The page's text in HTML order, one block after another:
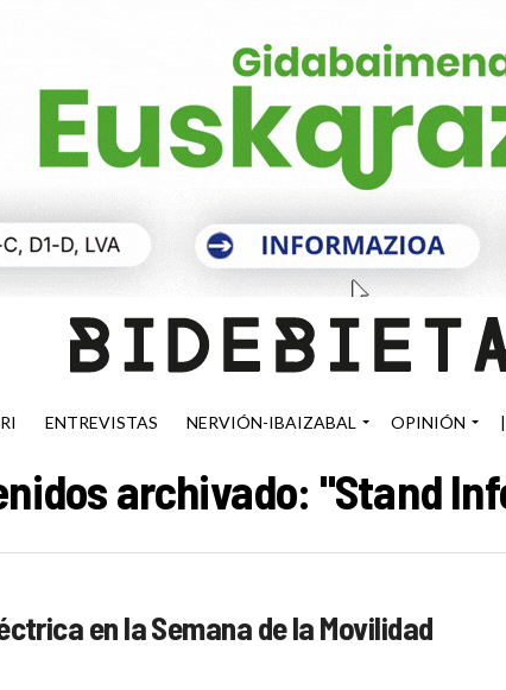
ENTREVISTAS NERVIÓN-IBAIZABAL OPINIÓN |
archivado: "Stand
en la Semana de la Movilidad